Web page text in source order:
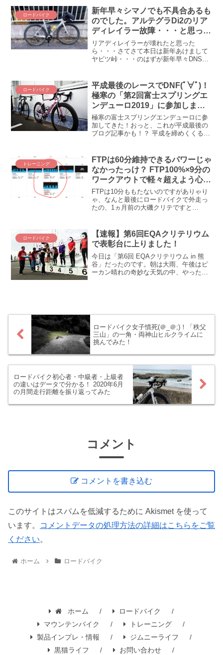
うじゃない(# ﾟДﾟ) それらはお金を「かけ
る」じゃなく「...
ロードバイク
新年早々シマノでも不具合あるも
のでした。アルテグラDi2のリア
ディレイラー故障・・・と思った
ら、壊れていたのはシフターでし
た
リアディレイラーが壊れたと思った
ら・・・さてさて本日は新年あけまして
ヤビツ峠・・・のはずが新年早々DNSな
たよ(・_・;) 面白いのは、一部機能に制
限はあるものの...
ロードバイク
平成最後のレースでDNF(ﾟ∀ﾟ)！
極寒の「第2回富士スプリングエ
ンデューロ2019」に参加しまし
た
極寒の富士スプリングエンデューロに参
加してきた！おっと、これが平成最後の
ブログ記事かも！？ 平成を締めくくるの
死ぬかと思いました(*´ω｀) そんな激寒・
富士スプ...
トレーニング
FTPは60分維持できるパワーじゃ
なかったっけ？ FTP100%×9分の
ワークアウトで軽々超えよう心拍
の限界(＾ω＾)
FTPは10分ももたないのですがありゃり
ゃ、なんと最後にロードバイクで外走っ
たの、1ヵ月前の大磯クリテですと
すが、それでもローラーはほぼ毎日回し
てます。FTPに一...
ロードバイク
【速報】第6回EQAクリテリウム
で表彰台に上りました！
今日は「第6回 EQAクリテリウム in 熊
谷」だったのです。朝は大雨、午後はピ
ーカン晴れの奇妙な天気の中、やった、
ロードバイク女子憤死(＠_＠;)！「秩父
三山」の一角・両神山ヒルクライムに
挑んでみた！
ロードバイク初心者・中級者・上級者
の違いはデータで分かる！ 2020年6月
の月間走行距離を振り返ってみた
コメント
コメントを書き込む
このサイトはスパムを低減するために Akismet を使って
います。
コメントデータの処理方法の詳細はこちらをご覧
ください。
ホーム ロードバイク
ホーム
ロードバイク
マウンテンバイク
トレーニング
製品インプレ・情報
ジムニーライフ
黒猫ライフ
お問い合わせ